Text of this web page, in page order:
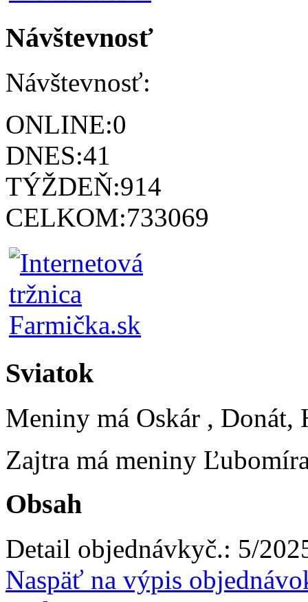
Návštevnosť
Návštevnosť:
ONLINE:0
DNES:41
TÝŽDEŇ:914
CELKOM:733069
Sviatok
Meniny má Oskár , Donát,
Zajtra má meniny
Obsah
Detail objednávkyč.: 5/
Naspäť na výpis